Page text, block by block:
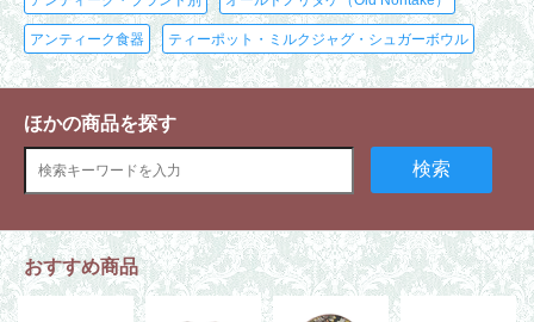
アンティーク食器 ティーポット・ミルクジャグ・シュガーボウル
ほかの商品を探す
検索
おすすめ商品